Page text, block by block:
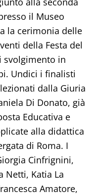
il Museo
la cerimonia delle
della Festa del
svolgimento in
Undici i finalisti
dalla Giuria
Di Donato, già
Educativa e
alla didattica
di Roma. I
Cinfrignini,
Netti, Katia La
Amatore,